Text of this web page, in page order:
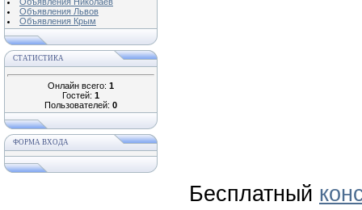
Объявления Львов
Объявления Крым
СТАТИСТИКА
Онлайн всего: 1
Гостей: 1
Пользователей: 0
ФОРМА ВХОДА
Бесплатный